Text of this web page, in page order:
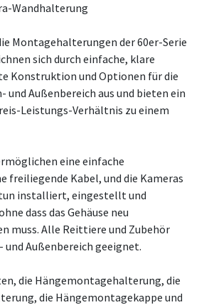
Wandhalterung
Montagehalterungen der 60er-Serie
sich durch einfache, klare
Konstruktion und Optionen für die
und Außenbereich aus und bieten ein
Leistungs-Verhältnis zu einem
eine einfache
freiliegende Kabel, und die Kameras
installiert, eingestellt und
dass das Gehäuse neu
muss. Alle Reittiere und Zubehör
und Außenbereich geeignet.
die Hängemontagehalterung, die
die Hängemontagekappe und